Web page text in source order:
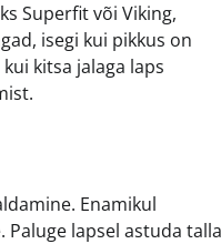
Superfit või Viking,
isegi kui pikkus on
kitsa jalaga laps
Enamikul
lapsel astuda talla